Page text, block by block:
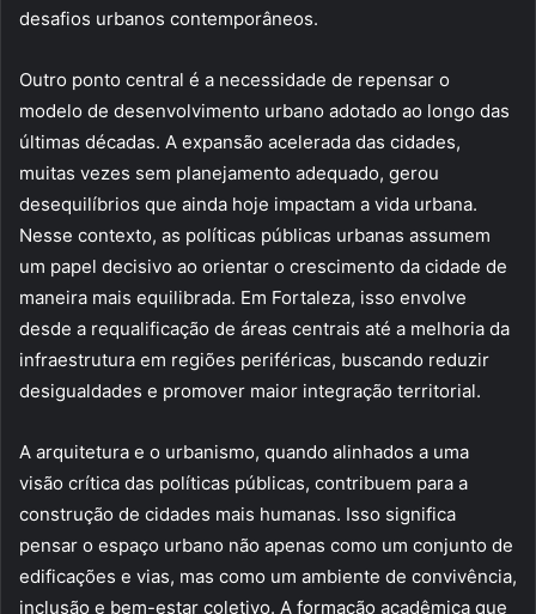
desafios urbanos contemporâneos.
Outro ponto central é a necessidade de repensar o
modelo de desenvolvimento urbano adotado ao longo das
últimas décadas. A expansão acelerada das cidades,
muitas vezes sem planejamento adequado, gerou
desequilíbrios que ainda hoje impactam a vida urbana.
Nesse contexto, as políticas públicas urbanas assumem
um papel decisivo ao orientar o crescimento da cidade de
maneira mais equilibrada. Em Fortaleza, isso envolve
desde a requalificação de áreas centrais até a melhoria da
infraestrutura em regiões periféricas, buscando reduzir
desigualdades e promover maior integração territorial.
A arquitetura e o urbanismo, quando alinhados a uma
visão crítica das políticas públicas, contribuem para a
construção de cidades mais humanas. Isso significa
pensar o espaço urbano não apenas como um conjunto de
edificações e vias, mas como um ambiente de convivência,
inclusão e bem-estar coletivo. A formação acadêmica que